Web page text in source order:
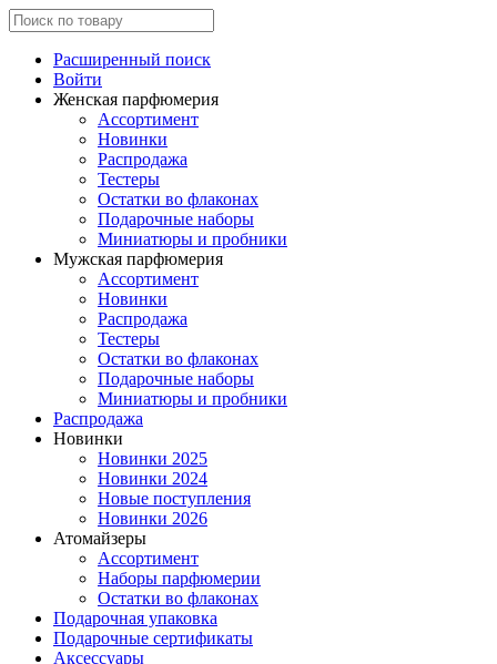
Расширенный поиск
Войти
Женская парфюмерия
Ассортимент
Новинки
Распродажа
Тестеры
Остатки во флаконах
Подарочные наборы
Миниатюры и пробники
Мужская парфюмерия
Ассортимент
Новинки
Распродажа
Тестеры
Остатки во флаконах
Подарочные наборы
Миниатюры и пробники
Распродажа
Новинки
Новинки 2025
Новинки 2024
Новые поступления
Новинки 2026
Атомайзеры
Ассортимент
Наборы парфюмерии
Остатки во флаконах
Подарочная упаковка
Подарочные сертификаты
Аксессуары